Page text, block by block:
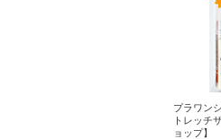
プラワン
トレッチ
ョップ】